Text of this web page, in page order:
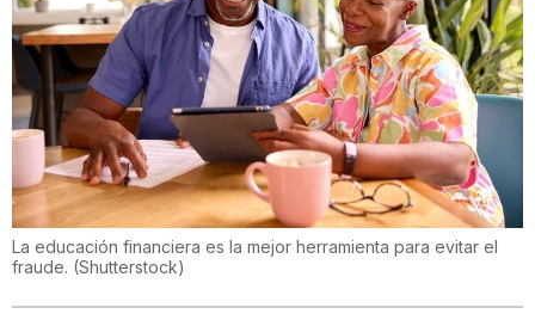
La educación financiera es la mejor herramienta para evitar el
fraude. (Shutterstock)